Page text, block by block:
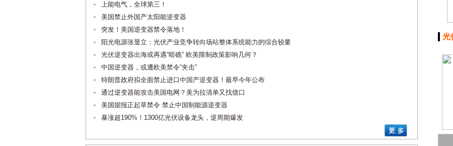
上能电气，全球第三！
美国禁止外国产太阳能逆变器
突发！美国逆变器禁令落地！
阳光电源张显立：光伏产业竞争转向场站整体系统能力的综合较量
光伏逆变器出海或再遇“暗礁” 欧美限制政策影响几何？
中国逆变器，或遭欧美禁令“夹击”
特朗普政府拟全面禁止进口中国产逆变器！最早今年公布
通过逆变器能攻击美国电网？美为拉清单又找借口
美国据报正起草禁令 禁止中国制能源逆变器
暴涨超190%！1300亿光伏设备龙头，逆周期爆发
光